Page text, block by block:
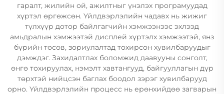
гаралт, жилийн ой, ажилтныг үнэлэх програмуудад
хүртэл өргөжсөн. Үйлдвэрлэлийн чадавх нь жижиг
түлхүүр дотор байлгагчийн хэмжээнээс эхлээд
амьдралын хэмжээтэй дисплей хүртэлх хэмжээтэй, янз
бүрийн төсөв, зориулалтад тохирсон хувилбаруудыг
дэмждэг. Захидалтлах боломжид даавууны сонголт,
өнгө тохируулах, нэмэлт хавтангууд, байгууллагын дүр
төрхтэй нийцсэн баглах боодол зэрэг хувилбарууд
орно. Үйлдвэрлэлийн процесс нь ерөнхийдөө загварын